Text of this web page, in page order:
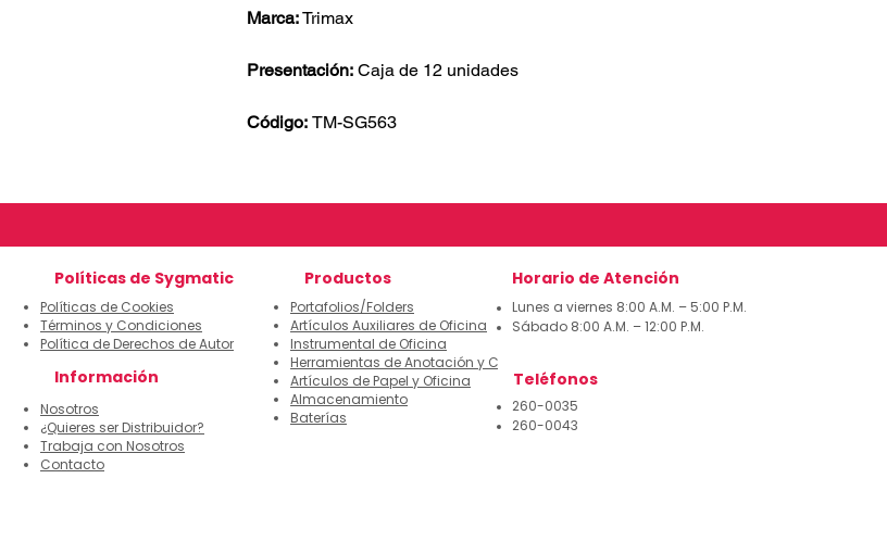
Marca:Trimax
Presentación: Caja de 12 unidades
Código: TM-SG563
Políticas de Sygmatic
Políticas de Cookies
Términos y Condiciones
Política de Derechos de Autor
Información
Nosotros
¿Quieres ser Distribuidor?
Trabaja con Nosotros
Contacto
Productos
Portafolios/Folders
Artículos Auxiliares de Oficina
Instrumental de Oficina
Herramientas de Anotación y Corrección
Artículos de Papel y Oficina
Almacenamiento
Baterías
Horario de Atención
Lunes a viernes 8:00 A.M. – 5:00 P.M.
Sábado 8:00 A.M. – 12:00 P.M.
Teléfonos
260-0035
260-0043